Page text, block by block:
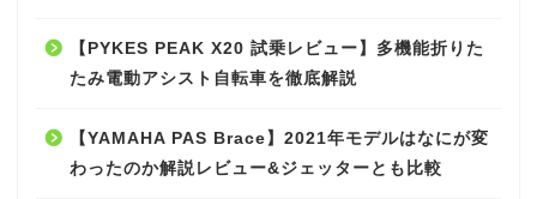
【PYKES PEAK X20 試乗レビュー】多機能折りた
たみ電動アシスト自転車を徹底解説
【YAMAHA PAS Brace】2021年モデルはなにが変
わったのか解説レビュー&ジェッターとも比較